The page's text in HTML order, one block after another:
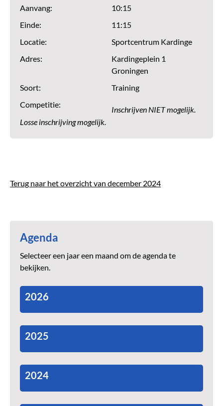
Aanvang:
10:15
Einde:
11:15
Locatie:
Sportcentrum Kardinge
Adres:
Kardingeplein 1
Groningen
Soort:
Training
Competitie:
Inschrijven NIET mogelijk.
Losse inschrijving mogelijk.
Terug naar het overzicht van december 2024
Agenda
Selecteer een jaar een maand om de agenda te
bekijken.
2026
2025
2024